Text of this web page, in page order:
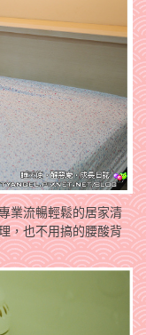
業流暢輕鬆的居家清
，也不用搞的腰酸背